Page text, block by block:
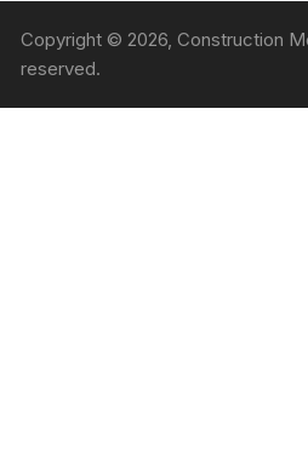
Copyright © 2026, Construction
reserved.